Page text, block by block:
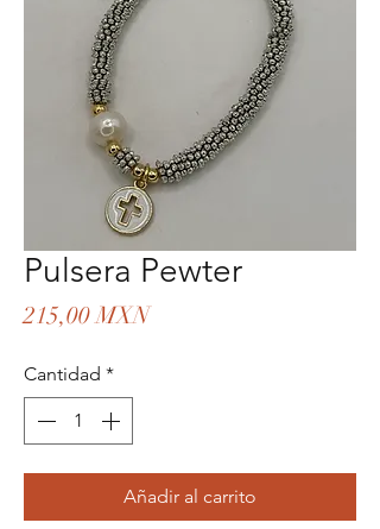
Pulsera Pewter
215,00 MXNPrecio
Cantidad *
Añadir al carrito